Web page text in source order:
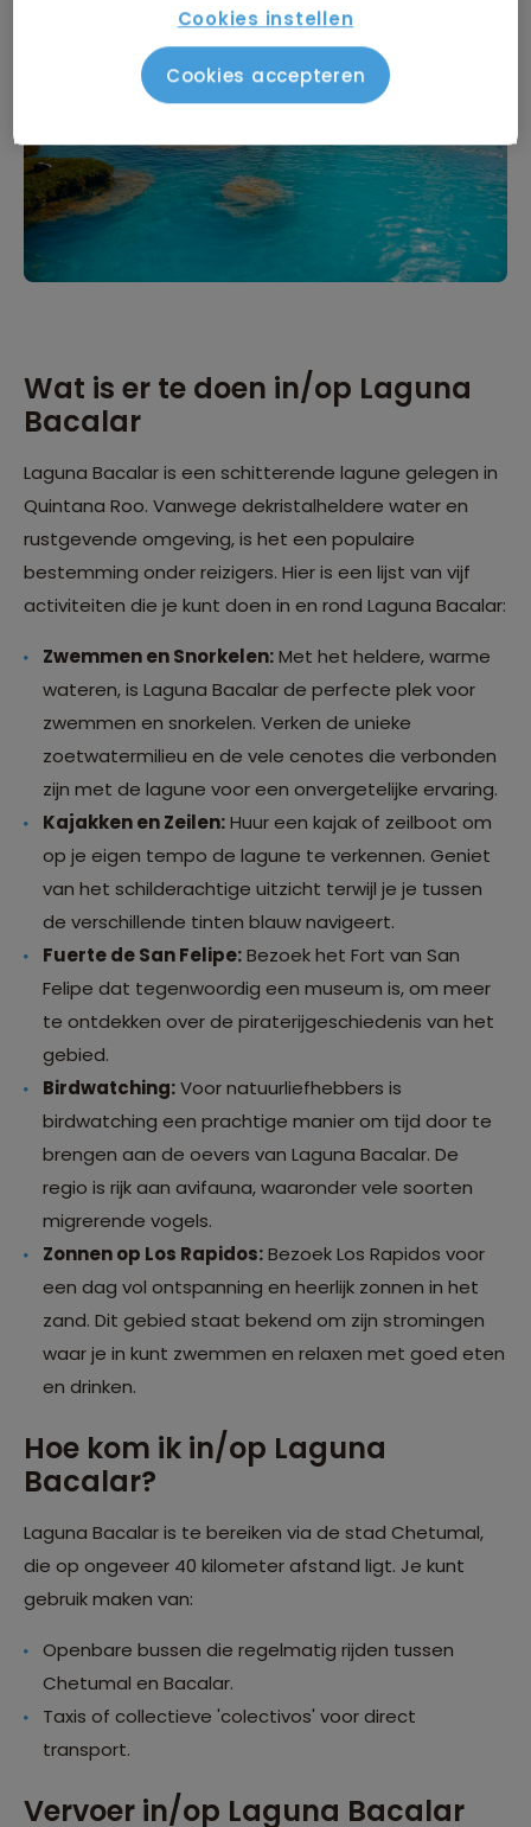
Wat is er te doen in/op Laguna
Bacalar
Laguna Bacalar is een schitterende lagune gelegen in
Quintana Roo. Vanwege dekristalheldere water en
rustgevende omgeving, is het een populaire
bestemming onder reizigers. Hier is een lijst van vijf
activiteiten die je kunt doen in en rond Laguna Bacalar:
Zwemmen en Snorkelen:Met het heldere, warme
wateren, is Laguna Bacalar de perfecte plek voor
zwemmen en snorkelen. Verken de unieke
zoetwatermilieu en de vele cenotes die verbonden
zijn met de lagune voor een onvergetelijke ervaring.
Kajakken en Zeilen:Huur een kajak of zeilboot om
op je eigen tempo de lagune te verkennen. Geniet
van het schilderachtige uitzicht terwijl je je tussen
de verschillende tinten blauw navigeert.
Fuerte de San Felipe:Bezoek het Fort van San
Felipe dat tegenwoordig een museum is, om meer
te ontdekken over de piraterijgeschiedenis van het
gebied.
Birdwatching:Voor natuurliefhebbers is
birdwatching een prachtige manier om tijd door te
brengen aan de oevers van Laguna Bacalar. De
regio is rijk aan avifauna, waaronder vele soorten
migrerende vogels.
Zonnen op Los Rapidos:Bezoek Los Rapidos voor
een dag vol ontspanning en heerlijk zonnen in het
zand. Dit gebied staat bekend om zijn stromingen
waar je in kunt zwemmen en relaxen met goed eten
en drinken.
Hoe kom ik in/op Laguna
Bacalar?
Laguna Bacalar is te bereiken via de stad Chetumal,
die op ongeveer 40 kilometer afstand ligt. Je kunt
gebruik maken van:
Openbare bussen die regelmatig rijden tussen
Chetumal en Bacalar.
Taxis of collectieve 'colectivos' voor direct
transport.
Vervoer in/op Laguna Bacalar
Cookies instellen
Cookies accepteren